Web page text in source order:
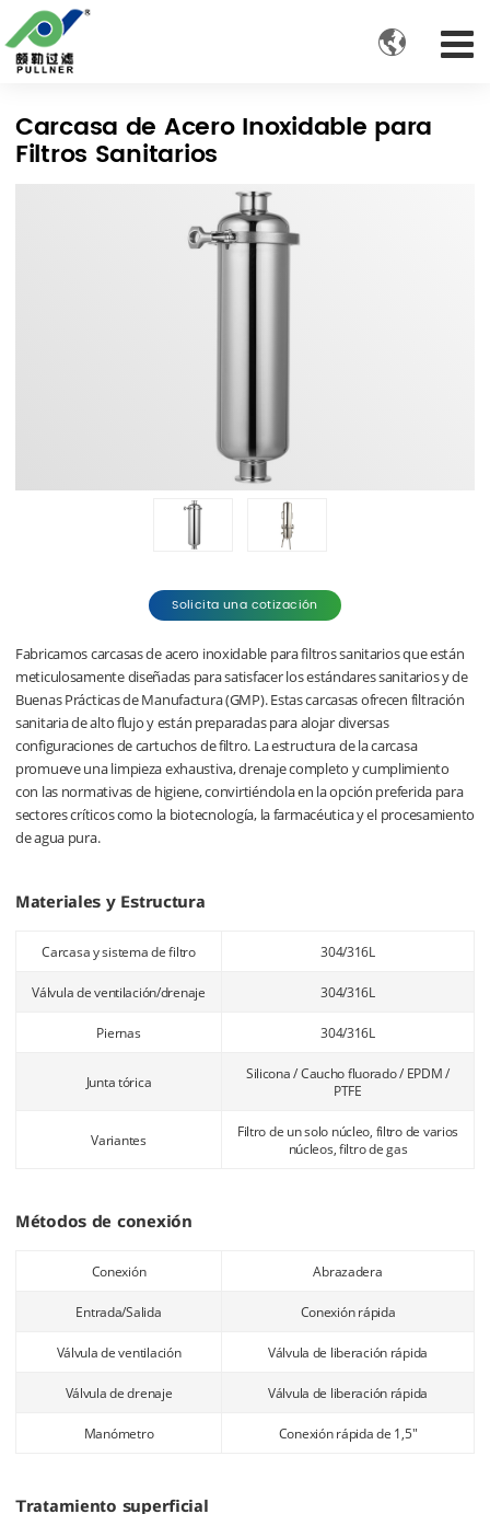

Carcasa de Acero Inoxidable para
Filtros Sanitarios
Solicita una cotización
Fabricamos carcasas de acero inoxidable para filtros sanitarios que están
meticulosamente diseñadas para satisfacer los estándares sanitarios y de
Buenas Prácticas de Manufactura (GMP). Estas carcasas ofrecen filtración
sanitaria de alto flujo y están preparadas para alojar diversas
configuraciones de cartuchos de filtro. La estructura de la carcasa
promueve una limpieza exhaustiva, drenaje completo y cumplimiento
con las normativas de higiene, convirtiéndola en la opción preferida para
sectores críticos como la biotecnología, la farmacéutica y el procesamiento
de agua pura.
Materiales y Estructura
Carcasa y sistema de filtro 304/316L
Válvula de ventilación/drenaje 304/316L
Piernas 304/316L
Junta tórica
Silicona / Caucho fluorado / EPDM /
PTFE
Variantes
Filtro de un solo núcleo, filtro de varios
núcleos, filtro de gas
Métodos de conexión
Conexión Abrazadera
Entrada/Salida Conexión rápida
Válvula de ventilación Válvula de liberación rápida
Válvula de drenaje Válvula de liberación rápida
Manómetro Conexión rápida de 1,5"
Tratamiento superficial